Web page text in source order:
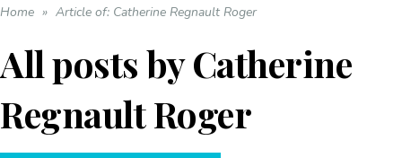
Home » Article of: Catherine Regnault Roger
All posts byCatherine
Regnault Roger